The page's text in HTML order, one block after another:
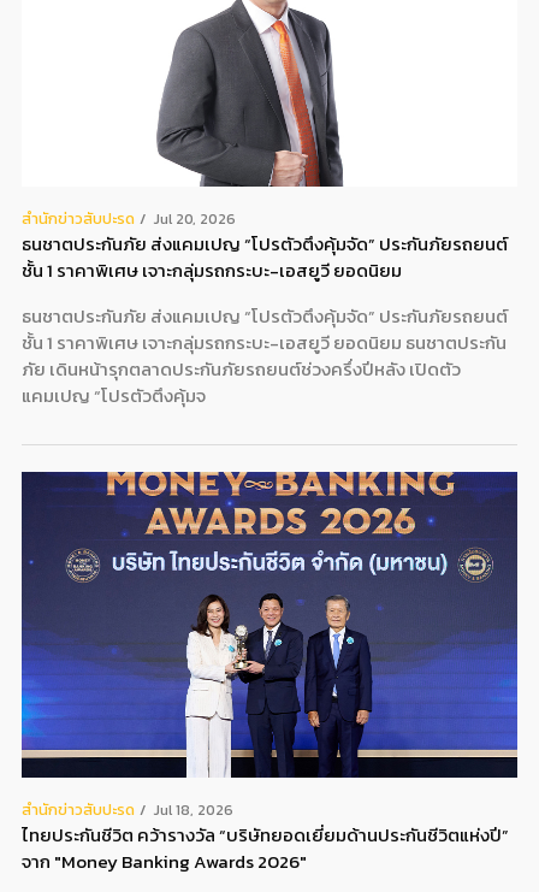
สํานักข่าวสับปะรด Jul 20, 2026
ธนชาตประกันภัย ส่งแคมเปญ “โปรตัวตึงคุ้มจัด” ประกันภัยรถยนต์
ชั้น 1 ราคาพิเศษ เจาะกลุ่มรถกระบะ-เอสยูวี ยอดนิยม
ธนชาตประกันภัย ส่งแคมเปญ “โปรตัวตึงคุ้มจัด” ประกันภัยรถยนต์
ชั้น 1 ราคาพิเศษ เจาะกลุ่มรถกระบะ-เอสยูวี ยอดนิยม ธนชาตประกัน
ภัย เดินหน้ารุกตลาดประกันภัยรถยนต์ช่วงครึ่งปีหลัง เปิดตัว
แคมเปญ “โปรตัวตึงคุ้มจ
สํานักข่าวสับปะรด Jul 18, 2026
ไทยประกันชีวิต คว้ารางวัล “บริษัทยอดเยี่ยมด้านประกันชีวิตแห่งปี”
จาก "Money Banking Awards 2026"